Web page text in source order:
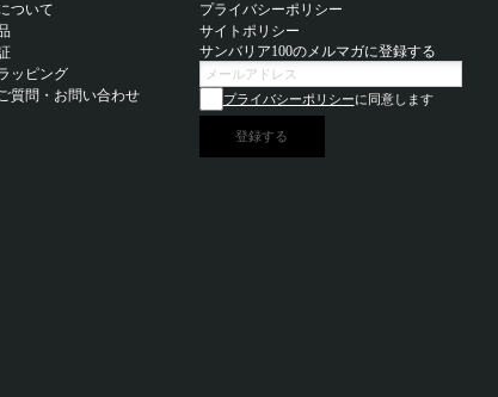
ついて
ッピング
質問・お問い合わせ
プライバシーポリシー
サイトポリシー
サンバリア100のメルマガに登録する
プライバシーポリシーに同意します
登録する